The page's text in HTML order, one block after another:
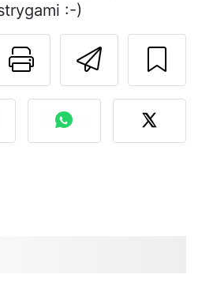
:-)
Wyślij
Drukuj stronę
pytanie
tego